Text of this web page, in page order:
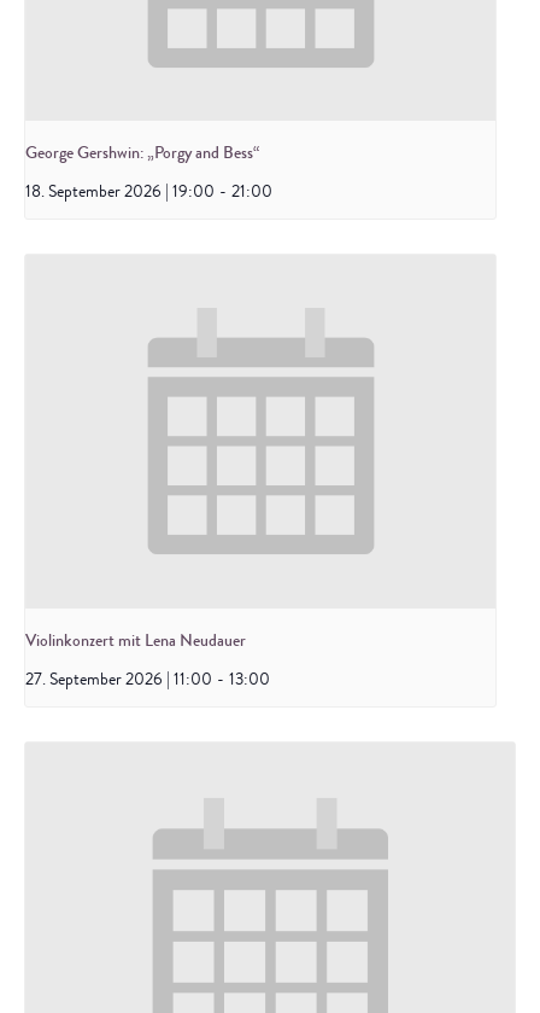
George Gershwin: „Porgy and Bess“
18. September 2026 | 19:00 - 21:00
Violinkonzert mit Lena Neudauer
27. September 2026 | 11:00 - 13:00